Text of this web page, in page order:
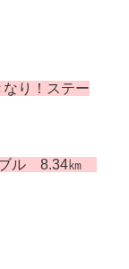
り！ステー
ブル 8.34㎞